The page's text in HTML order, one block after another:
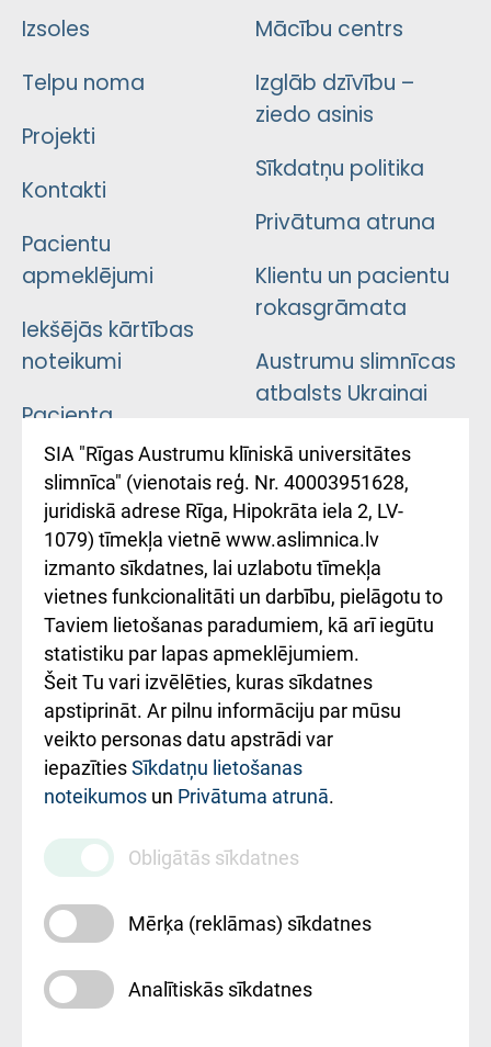
Izsoles
Telpu noma
Projekti
Kontakti
Pacientu
apmeklējumi
Iekšējās kārtības
noteikumi
Pacienta
atsauksmju/sūdzību
iesniegšanas
kārtība
Kā pie mums nokļūt
Rēķinu apmaksas
ceļvedis
Rekvizīti un
ārstniecības
iestādes kods
010000234
Maksas
pakalpojumu
cenrādis
Mācību centrs
Izglāb dzīvību –
ziedo asinis
Sīkdatņu politika
Privātuma atruna
Klientu un pacientu
rokasgrāmata
Austrumu slimnīcas
atbalsts Ukrainai
Підтримка Східної
лікарні та співпраця з
Україною
SIA "Rīgas Austrumu klīniskā universitātes
slimnīca" (vienotais reģ. Nr. 40003951628,
juridiskā adrese Rīga, Hipokrāta iela 2, LV-
1079) tīmekļa vietnē www.aslimnica.lv
izmanto sīkdatnes, lai uzlabotu tīmekļa
vietnes funkcionalitāti un darbību, pielāgotu to
Taviem lietošanas paradumiem, kā arī iegūtu
statistiku par lapas apmeklējumiem.
Šeit Tu vari izvēlēties, kuras sīkdatnes
apstiprināt. Ar pilnu informāciju par mūsu
veikto personas datu apstrādi var
iepazītiesSīkdatņu lietošanas
noteikumos un Privātuma atrunā.
Obligātās sīkdatnes
Mērķa (reklāmas) sīkdatnes
Analītiskās sīkdatnes